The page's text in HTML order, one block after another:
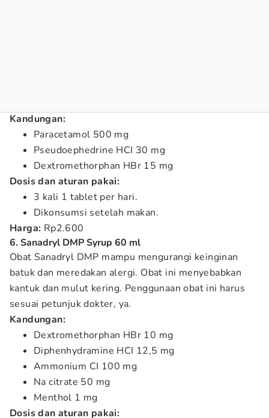
Kandungan:
Paracetamol 500 mg
Pseudoephedrine HCI 30 mg
Dextromethorphan HBr 15 mg
Dosis dan aturan pakai:
3 kali 1 tablet per hari.
Dikonsumsi setelah makan.
Harga: Rp2.600
6. Sanadryl DMP Syrup 60 ml
Obat Sanadryl DMP mampu mengurangi keinginan
batuk dan meredakan alergi. Obat ini menyebabkan
kantuk dan mulut kering. Penggunaan obat ini harus
sesuai petunjuk dokter, ya.
Kandungan:
Dextromethorphan HBr 10 mg
Diphenhydramine HCI 12,5 mg
Ammonium CI 100 mg
Na citrate 50 mg
Menthol 1 mg
Dosis dan aturan pakai: